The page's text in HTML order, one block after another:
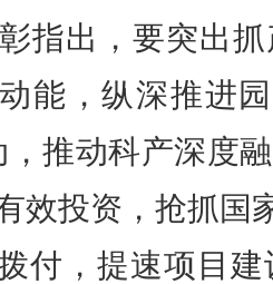
指出，要突出
能，纵深推进
，推动科产深度
效投资，抢抓国
付，提速项目